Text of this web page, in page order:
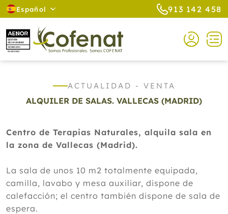
Español 913 142 458
ACTUALIDAD - VENTA
ALQUILER DE SALAS. VALLECAS (MADRID)
Centro de Terapias Naturales, alquila sala en
la zona de Vallecas (Madrid).
La sala de unos 10 m2 totalmente equipada,
camilla, lavabo y mesa auxiliar, dispone de
calefacción; el centro también dispone de sala de
espera.